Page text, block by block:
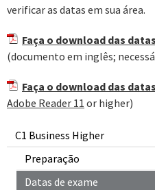
C1 Business Higher
Preparação
Datas de exame
verificar as datas em sua área.
Faça o download das
(documento em inglês;
Faça o download das
Adobe Reader 11 or higher)